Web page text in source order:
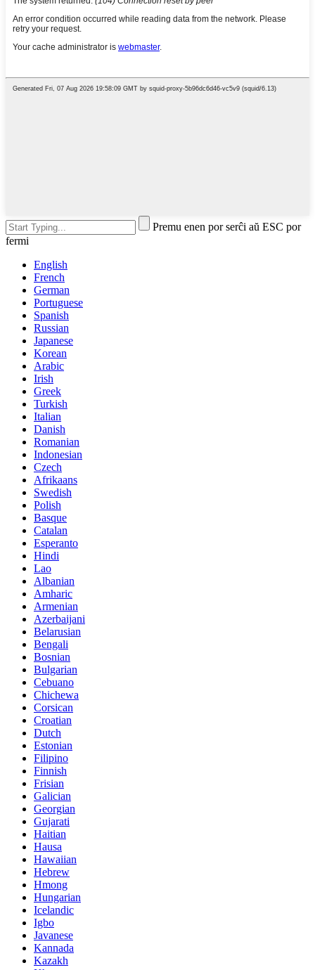
Premu enen por serĉi aŭ ESC por
fermi
English
French
German
Portuguese
Spanish
Russian
Japanese
Korean
Arabic
Irish
Greek
Turkish
Italian
Danish
Romanian
Indonesian
Czech
Afrikaans
Swedish
Polish
Basque
Catalan
Esperanto
Hindi
Lao
Albanian
Amharic
Armenian
Azerbaijani
Belarusian
Bengali
Bosnian
Bulgarian
Cebuano
Chichewa
Corsican
Croatian
Dutch
Estonian
Filipino
Finnish
Frisian
Galician
Georgian
Gujarati
Haitian
Hausa
Hawaiian
Hebrew
Hmong
Hungarian
Icelandic
Igbo
Javanese
Kannada
Kazakh